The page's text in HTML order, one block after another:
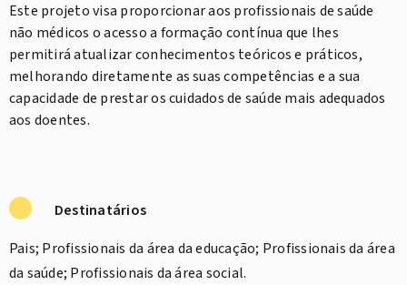
Este projeto visa proporcionar aos profissionais de saúde
não médicos o acesso a formação contínua que lhes
permitirá atualizar conhecimentos teóricos e práticos,
melhorando diretamente as suas competências e a sua
capacidade de prestar os cuidados de saúde mais adequados
aos doentes.
Destinatários
Pais; Profissionais da área da educação; Profissionais da área
da saúde; Profissionais da área social.